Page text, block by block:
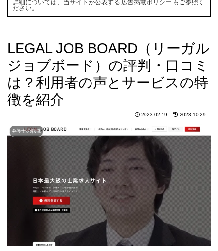
詳細については、当サイトが公表する 広告掲載ポリシー もご参照く
ださい。
LEGAL JOB BOARD（リーガル
ジョブボード）の評判・口コミ
は？利用者の声とサービスの特
徴を紹介
2023.02.19 2023.10.29
弁護士の転職